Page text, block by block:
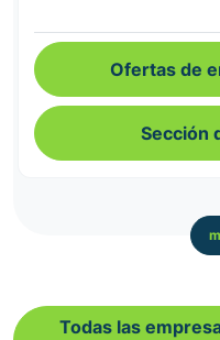
Ofertas de
Sección
Todas las